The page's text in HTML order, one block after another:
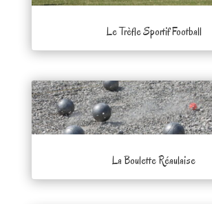
Le Trèfle Sportif Football
La Boulette Réaulaise